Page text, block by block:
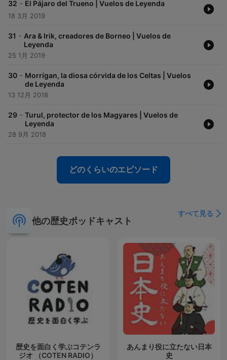
32 - El Pájaro del Trueno | Vuelos de Leyenda
18 3月 2019
31 - Ara & Irik, creadores de Borneo | Vuelos de
Leyenda
25 1月 2019
30 - Morrígan, la diosa córvida de los Celtas | Vuelos
de Leyenda
13 12月 2018
29 - Turul, protector de los Magyares | Vuelos de
Leyenda
28 9月 2018
どのくらいのエピソード
他の歴史ポッドキャスト
すべて見る
歴史を面白く学ぶコテンラ
ジオ （COTEN RADIO）
あんまり役に立たない日本
史